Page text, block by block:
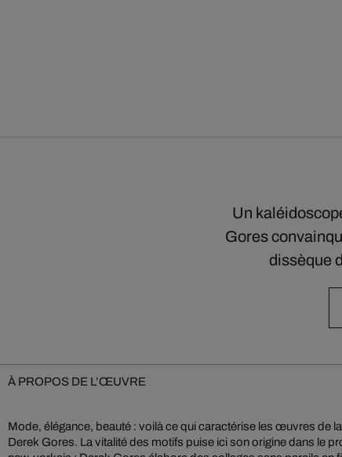
Un
Gores
dissèque
À PROPOS DE L’ŒUVRE
Mode, élégance, beauté : voilà ce qui caractérise les œuvres de
Derek Gores. La vitalité des motifs puise ici son origine dans le
une toile des coupures de presse. Le résultat ? Des